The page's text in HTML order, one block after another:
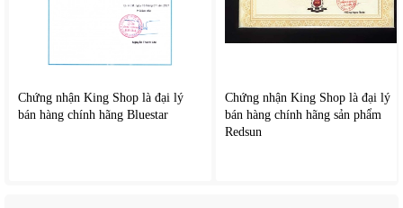
Chứng nhận King Shop là đại lý
bán hàng chính hãng Bluestar
Chứng nhận King Shop là đại lý
bán hàng chính hãng sản phẩm
Redsun